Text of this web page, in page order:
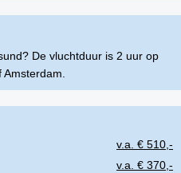
De vluchtduur is 2 uur op
Amsterdam.
v.a. € 510,-
v.a. € 370,-